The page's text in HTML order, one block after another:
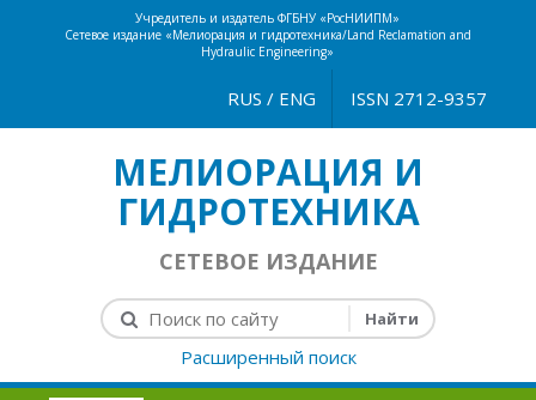
Учредитель и издатель ФГБНУ «РосНИИПМ»
Сетевое издание «Мелиорация и гидротехника/Land Reclamation and
Hydraulic Engineering»
ISSN 2712-9357
RUS / ENG
МЕЛИОРАЦИЯ И
ГИДРОТЕХНИКА
СЕТЕВОЕ ИЗДАНИЕ
Расширенный поиск